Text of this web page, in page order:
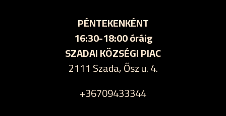
PÉNTEKENKÉNT
16:30-18:00 óráig
SZADAI KÖZSÉGI PIAC
2111 Szada, Ősz u. 4.
+36709433344